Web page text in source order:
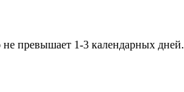
превышает 1-3 календарных дней.